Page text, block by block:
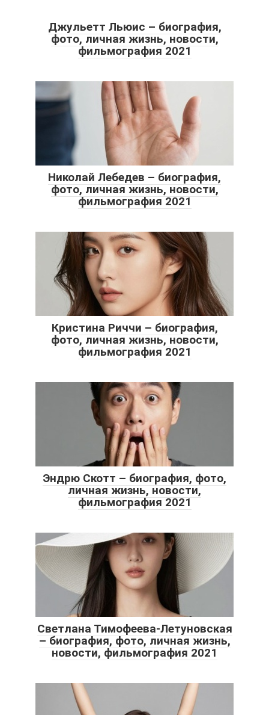
Джульетт Льюис – биография,
фото, личная жизнь, новости,
фильмография 2021
Николай Лебедев – биография,
фото, личная жизнь, новости,
фильмография 2021
Кристина Риччи – биография,
фото, личная жизнь, новости,
фильмография 2021
Эндрю Скотт – биография, фото,
личная жизнь, новости,
фильмография 2021
Светлана Тимофеева-Летуновская
– биография, фото, личная жизнь,
новости, фильмография 2021